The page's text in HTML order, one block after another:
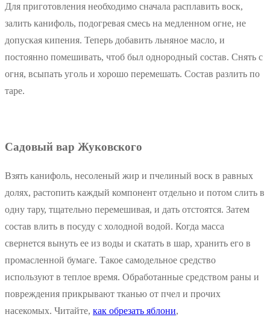
Для приготовления необходимо сначала расплавить воск,
залить канифоль, подогревая смесь на медленном огне, не
допуская кипения. Теперь добавить льняное масло, и
постоянно помешивать, чтоб был однородный состав. Снять с
огня, всыпать уголь и хорошо перемешать. Состав разлить по
таре.
Садовый вар Жуковского
Взять канифоль, несоленый жир и пчелиный воск в равных
долях, растопить каждый компонент отдельно и потом слить в
одну тару, тщательно перемешивая, и дать отстоятся. Затем
состав влить в посуду с холодной водой. Когда масса
свернется вынуть ее из воды и скатать в шар, хранить его в
промасленной бумаге. Такое самодельное средство
используют в теплое время. Обработанные средством раны и
повреждения прикрывают тканью от пчел и прочих
насекомых. Читайте, как обрезать яблони,